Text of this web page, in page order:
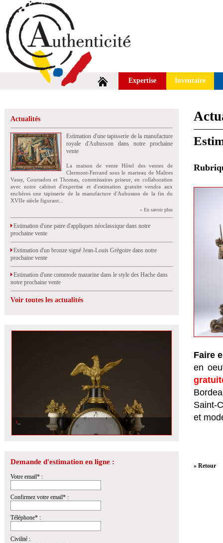
Expertise Inventaire
Actualités
Estimation d'une tapisserie de la manufacture
royale d'Aubusson dans notre prochaine
vente
La maison de vente Hôtel des ventes de
Clermont-Ferrand sous le marteau de Maîtres
Vassy, Courtadon et Thomas, commissaires priseur, en collaboration
avec notre cabinet d'expertise et d'estimation gratuite vendra aux
enchères une tapisserie de la manufacture d'Aubusson de la fin du
XVIIe siècle figurant...
» En savoir plus
Estimation d'une paire d'appliques néoclassique dans notre
prochaine vente
Estimation d'un bronze signé Jean-Louis Grégoire dans notre
prochaine vente
Estimation d'une commode mazarine dans le style des Hache dans
notre prochaine vente
Voir toutes les actualités
Demande d'estimation en ligne :
Votre email* :
Confirmez votre email* :
Téléphone* :
Civilité :
Faire
en
Saint-
et
» Retour